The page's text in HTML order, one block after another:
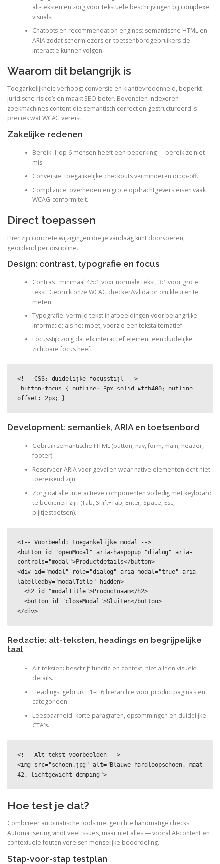
alt‑teksten en zorg voor tekstuele beschrijvingen bij complexe
visuals.
Chatbots en recommendation engines: semantische HTML en
ARIA zodat schermlezers en toetsenbordgebruikers de
interactie kunnen volgen.
Waarom dit belangrijk is
Toegankelijkheid verhoogt conversie en klanttevredenheid, beperkt
juridische risico’s en maakt SEO beter. Bovendien indexeren
zoekmachines content die semantisch correct en gestructureerd is —
precies wat WCAG vereist.
Zakelijke redenen
Bereik: 1 op 6 mensen heeft een beperking — bereik ze niet
mis.
Conversie: toegankelijke checkouts verminderen drop-off.
Compliance: overheden en grote opdrachtgevers eisen vaak
WCAG-conformiteit.
Direct toepassen
Hier zijn concrete wijzigingen die je vandaag kunt doorvoeren,
geordend per discipline.
Design: contrast, typografie en focus
Contrast: minimaal 4.5:1 voor normale tekst, 3:1 voor grote
tekst. Gebruik onze WCAG checker/validator om kleuren te
meten.
Typografie: vermijd tekst in afbeeldingen voor belangrijke
informatie; als het moet, voorzie een tekstalternatief.
Focusstijl: zorg dat elk interactief element een duidelijke,
zichtbare focus heeft.
<!-- CSS: duidelijke focusstijl -->
.button:focus { outline: 3px solid #ffb400; outline-
offset: 2px; }
Development: semantiek, ARIA en toetsenbord
Gebruik semantische HTML (button, nav, form, main, header,
footer).
Reserveer ARIA voor gevallen waar native elementen echt niet
toereikend zijn.
Zorg dat alle interactieve componenten volledig met keyboard
te bedienen zijn (Tab, Shift+Tab, Enter, Space, Esc,
pijltjestoetsen).
<!-- Voorbeeld: toegankelijke modal -->
<button id="openModal" aria-haspopup="dialog" aria-
controls="modal">Productdetails</button>
<div id="modal" role="dialog" aria-modal="true" aria-
labelledby="modalTitle" hidden>
</div>
Redactie: alt-teksten, headings en begrijpelijke
taal
Alt-teksten: beschrijf functie en context, niet alleen visuele
details.
Headings: gebruik H1–H6 hiërarchie voor productpagina’s en
categorieën.
Leesbaarheid: korte paragrafen, opsommingen en duidelijke
CTA’s.
<!-- Alt-tekst voorbeelden -->
<img src="schoen.jpg" alt="Blauwe hardloopschoen, maat
42, lichtgewicht demping">
Hoe test je dat?
Combineer automatische tools met gerichte handmatige checks.
Automatisering vindt veel issues, maar niet alles — vooral AI‑content en
contextuele fouten vereisen menselijke beoordeling.
Stap-voor-stap testplan